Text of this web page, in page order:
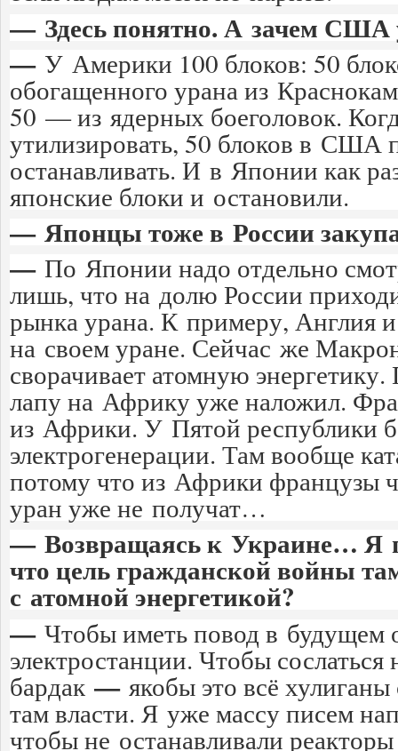
— Здесь понятно. А зачем США
— У Америки 100 блоков: 50
обогащенного урана из
50 — из ядерных боеголовок.
утилизировать, 50 блоков в США
останавливать. И в Японии как
японские блоки и остановили.
— Японцы тоже в России
— По Японии надо отдельно
лишь, что на долю России
рынка урана. К примеру, Англия
на своем уране. Сейчас же
сворачивает атомную
лапу на Африку уже наложил.
из Африки. У Пятой республики
электрогенерации. Там вообще
потому что из Африки французы
уран уже не получат…
— Возвращаясь к Украине… Я
что цель гражданской войны
с атомной энергетикой?
— Чтобы иметь повод в будущем
электростанции. Чтобы
бардак — якобы это всё
там власти. Я уже массу писем
чтобы не останавливали